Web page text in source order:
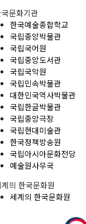
문화기관
한국예술종합학교
국립중앙박물관
국립국어원
국립중앙도서관
국립국악원
국립민속박물관
대한민국역사박물관
국립한글박물관
국립중앙극장
국립현대미술관
한국정책방송원
국립아시아문화전당
예술원사무국
의 한국문화원
세계의 한국문화원